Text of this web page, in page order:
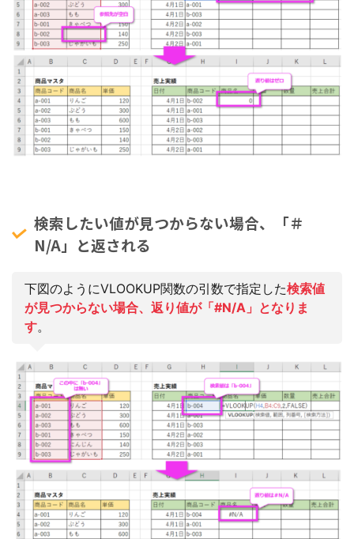
検索したい値が見つからない場合、「＃
N/A」と返される
下図のようにVLOOKUP関数の引数で指定した検索値
が見つからない場合、返り値が「#N/A」となりま
す。